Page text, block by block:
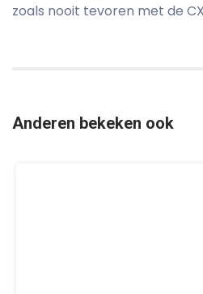
zoals nooit tevoren met de
Anderen bekeken ook